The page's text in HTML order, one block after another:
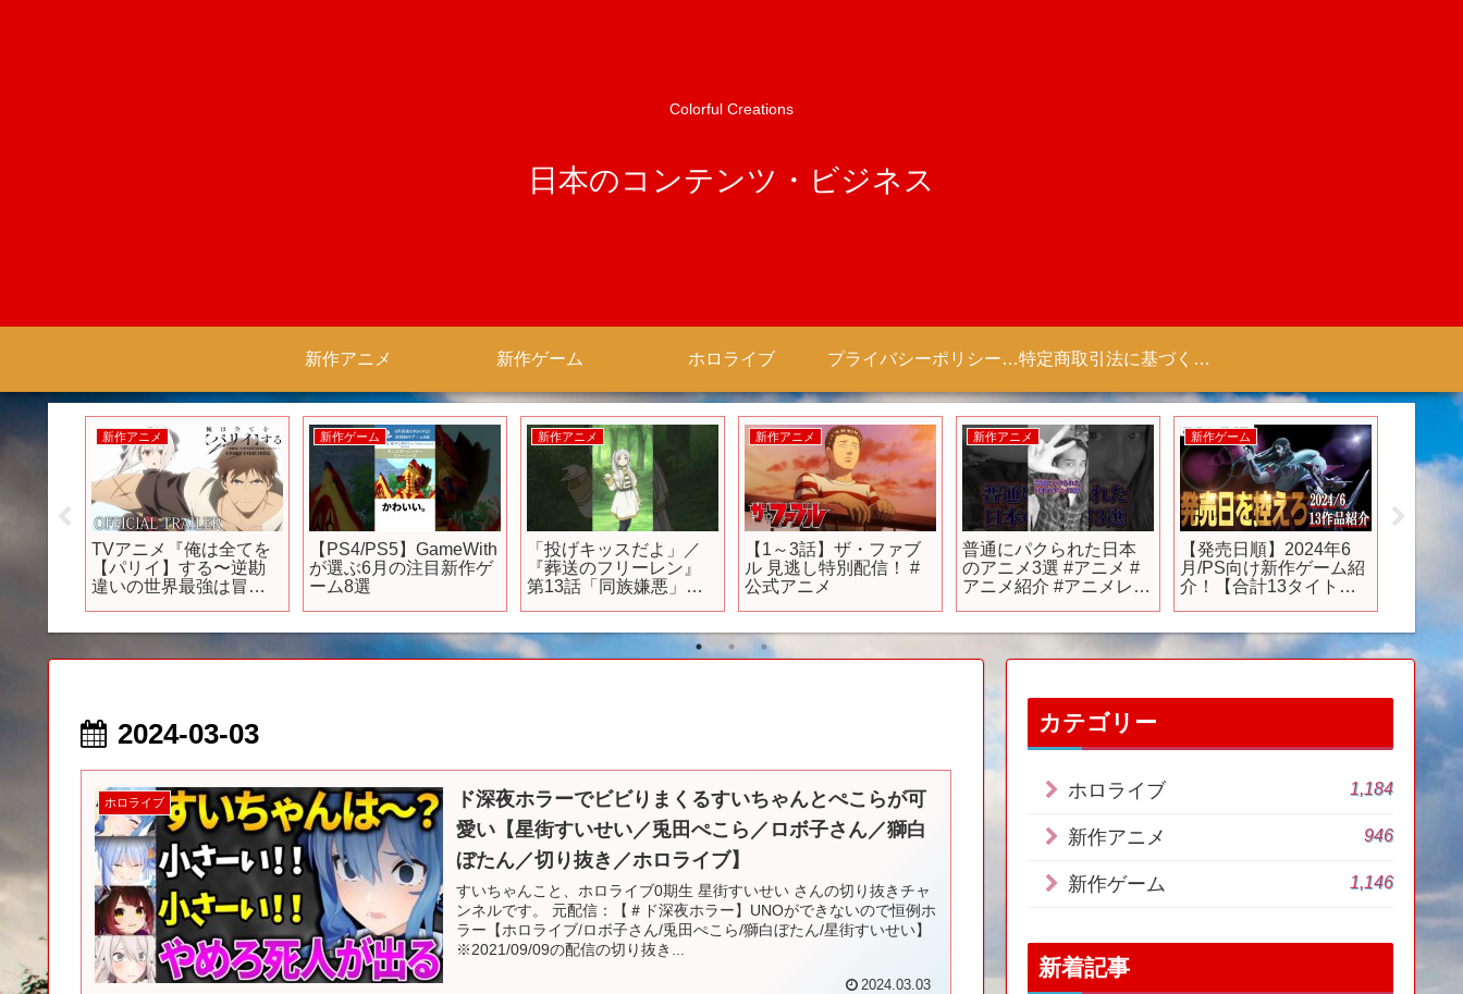
Colorful Creations
日本のコンテンツ・ビジネス
新作アニメ 新作ゲーム ホロライブ プライバシーポリシー 【Colorful Creation】 特定商取引法に基づく表記（商取引に関する開示）
新作アニメ
モモの柔肌をいたぶっ
て、いたぶって、いた
ぶっ… |『 #ダンダダン
新作アニメ
TVアニメ『Summer
Pockets』ティザーPV／
2025年放送開始
新作ゲーム
【怪獣8G】今後の対応
で全てが決まる…ガチ
ャ石無限増殖バグ発生
【怪獣8号 THE
GAME】【新作ゲームア
新作アニメ
TVアニメ「ダンジョン
飯」WEB予告｜第17話
『ハーピー/キメラ』
新作ゲーム
【Switch最新作】大人
に刺さる！注目の期待
作12選
新作アニメ
「ドラゴンボールZ」完
全新作アニメの特報映
像が公開
2024-03-03
ホロライブ
ド深夜ホラーでビビりまくるすいちゃんとぺこらが可
愛い【星街すいせい／兎田ぺこら／ロボ子さん／獅白
ぼたん／切り抜き／ホロライブ】
すいちゃんこと、ホロライブ0期生 星街すいせい さんの切り抜きチャ
ンネルです。 元配信：【＃ド深夜ホラー】UNOができないので恒例ホ
ラー【ホロライブ/ロボ子さん/兎田ぺこら/獅白ぼたん/星街すいせい】
※2021/09/09の配信の切り抜き...
2024.03.03
カテゴリー
ホロライブ 1,184
新作アニメ 946
新作ゲーム 1,146
新着記事